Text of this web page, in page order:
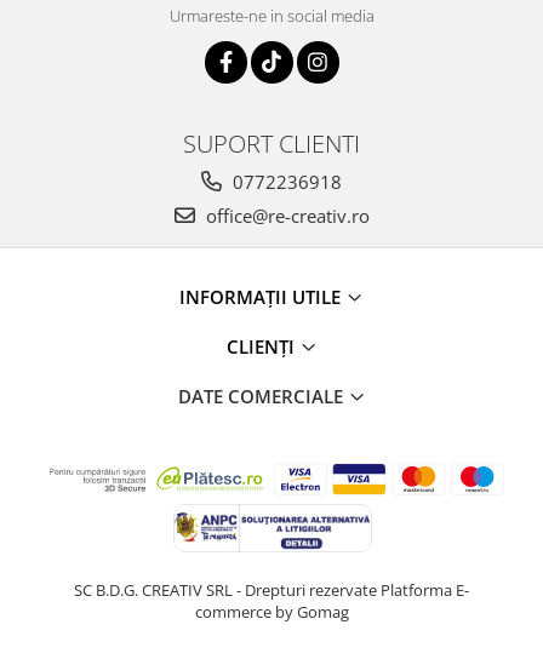
Urmareste-ne in social media
SUPORT CLIENTI
0772236918
office@re-creativ.ro
INFORMAȚII UTILE
CLIENȚI
DATE COMERCIALE
SC B.D.G. CREATIV SRL - Drepturi rezervate Platforma E-
commerce by Gomag